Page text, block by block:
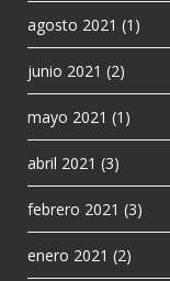
agosto 2021 (1)
junio 2021 (2)
mayo 2021 (1)
abril 2021 (3)
febrero 2021 (3)
enero 2021 (2)